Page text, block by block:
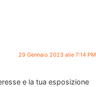
29 Gennaio 2023 alle 7:14 PM
e la tua esposizione